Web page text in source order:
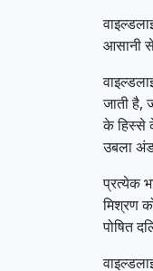
आसानी
जाती है,
के हिस्से
उबला
प्रत्येक
मिश्रण
पोषित